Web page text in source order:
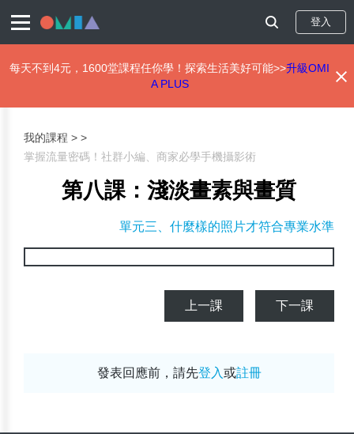
登入
每天不到4元，1600堂課程任你學！探索生活美好可能>>升級OMI
A PLUS
我的課程 >
掌握流量密碼！社群小編、商家必學手機攝影術
第八課：淺淡畫素與畫質
單元三、什麼樣的照片才符合專業水準
上一課 下一課
發表回應前，請先登入或註冊